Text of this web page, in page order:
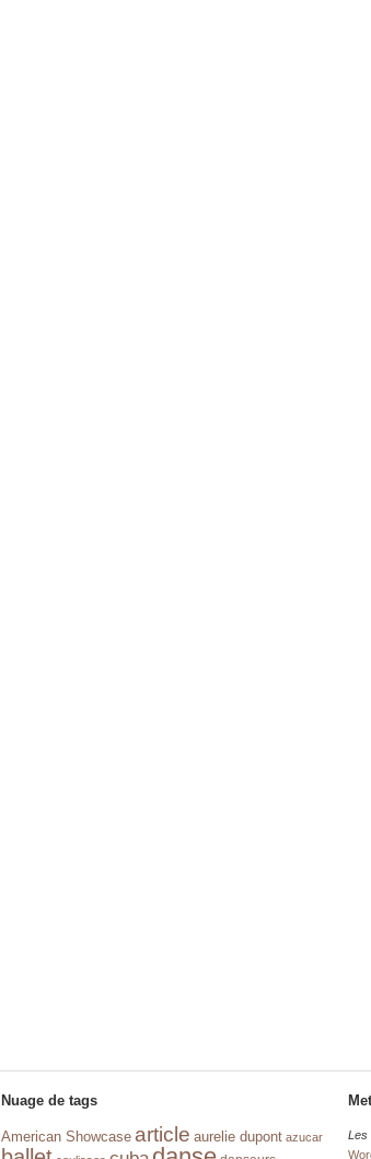
Nuage de tags
American Showcase article aurelie dupont azucar Les